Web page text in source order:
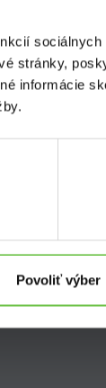
stránky,
informácie
Povoliť výber